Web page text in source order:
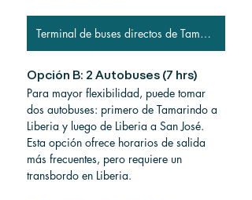
Terminal de buses directos de Tamarindo
Opción B: 2 Autobuses (7 hrs)
Para mayor flexibilidad, puede tomar
dos autobuses: primero de Tamarindo a
Liberia y luego de Liberia a San José.
Esta opción ofrece horarios de salida
más frecuentes, pero requiere un
transbordo en Liberia.